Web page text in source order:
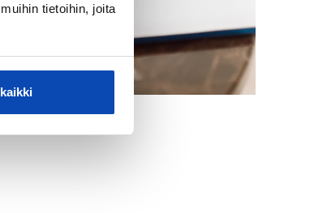
tietoihin, joita